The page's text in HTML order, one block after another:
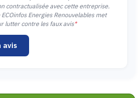
contractualisée avec cette entreprise.
Energies Renouvelables met
lutter contre les faux avis*
avis